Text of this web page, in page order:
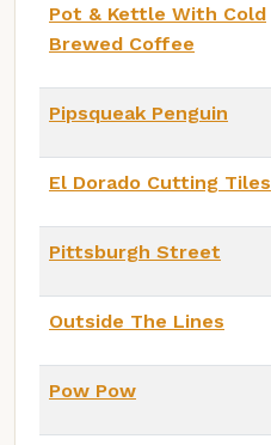
Pot & Kettle With Cold
Brewed Coffee
Pipsqueak Penguin
El Dorado Cutting Tiles
Pittsburgh Street
Outside The Lines
Pow Pow